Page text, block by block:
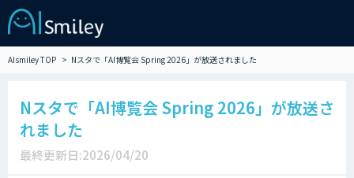
AIsmiley TOP Nスタで「AI博覧会 Spring 2026」が放送されました
Nスタで「AI博覧会 Spring 2026」が放送さ
れました
最終更新日:2026/04/20